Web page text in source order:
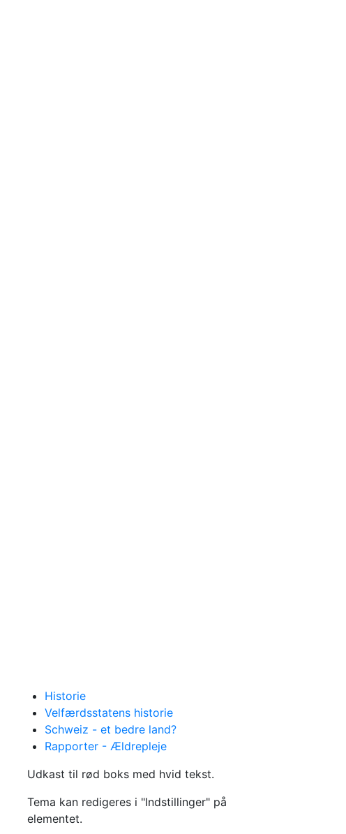
Historie
Velfærdsstatens historie
Schweiz - et bedre land?
Rapporter - Ældrepleje
Udkast til rød boks med hvid tekst.
Tema kan redigeres i "Indstillinger" på
elementet.